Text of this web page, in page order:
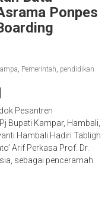
Ponpes
, Pemerintah, pendidikan
Pesantren
Bupati Kampar, Hambali,
Hambali Hadiri Tabligh
Arif Perkasa Prof. Dr.
sebagai penceramah